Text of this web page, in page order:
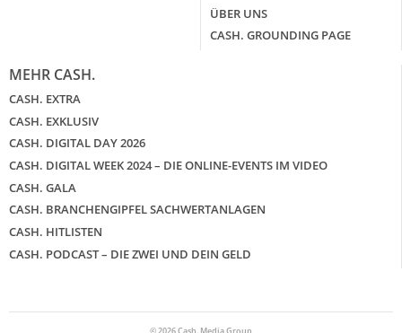
ÜBER UNS
CASH. GROUNDING PAGE
MEHR CASH.
CASH. EXTRA
CASH. EXKLUSIV
CASH. DIGITAL DAY 2026
CASH. DIGITAL WEEK 2024 – DIE ONLINE-EVENTS IM VIDEO
CASH. GALA
CASH. BRANCHENGIPFEL SACHWERTANLAGEN
CASH. HITLISTEN
CASH. PODCAST – DIE ZWEI UND DEIN GELD